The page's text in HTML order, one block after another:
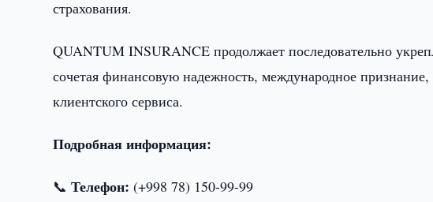
страхования.
QUANTUM INSURANCE продолжает последовательно
сочетая финансовую надежность, международное
клиентского сервиса.
Подробная информация:
📞Телефон:(+998 78) 150-99-99